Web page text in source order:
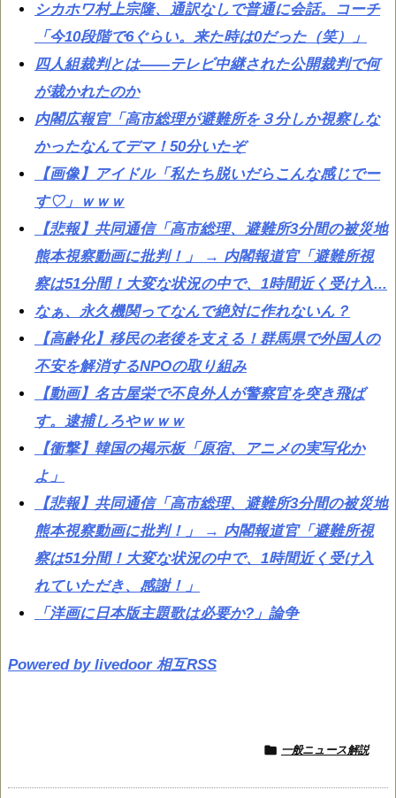
シカホワ村上宗隆、通訳なしで普通に会話。コーチ
「今10段階で6ぐらい。来た時は0だった（笑）」
四人組裁判とは——テレビ中継された公開裁判で何
が裁かれたのか
内閣広報官「高市総理が避難所を３分しか視察しな
かったなんてデマ！50分いたぞ
【画像】アイドル「私たち脱いだらこんな感じでー
す♡」ｗｗｗ
【悲報】共同通信「高市総理、避難所3分間の被災地
熊本視察動画に批判！」 → 内閣報道官「避難所視
察は51分間！大変な状況の中で、1時間近く受け入...
なぁ、永久機関ってなんで絶対に作れないん？
【高齢化】移民の老後を支える！群馬県で外国人の
不安を解消するNPOの取り組み
【動画】名古屋栄で不良外人が警察官を突き飛ば
す。逮捕しろやｗｗｗ
【衝撃】韓国の掲示板「原宿、アニメの実写化か
よ」
【悲報】共同通信「高市総理、避難所3分間の被災地
熊本視察動画に批判！」 → 内閣報道官「避難所視
察は51分間！大変な状況の中で、1時間近く受け入
れていただき、感謝！」
「洋画に日本版主題歌は必要か?」論争
Powered by livedoor 相互RSS
 一般ニュース解説